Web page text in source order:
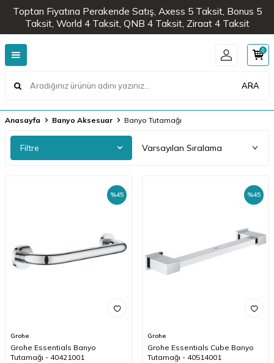
Toptan Fiyatına Perakende Satış, Axess 5 Taksit, Bonus 5
Taksit, World 4 Taksit, QNB 4 Taksit, Ziraat 4 Taksit
ARA
0
Anasayfa Banyo Aksesuar Banyo Tutamağı
Filtre
%45
Grohe
Grohe Essentials Banyo
Tutamağı - 40421001
%45
Grohe
Grohe Essentials Cube Banyo
Tutamağı - 40514001